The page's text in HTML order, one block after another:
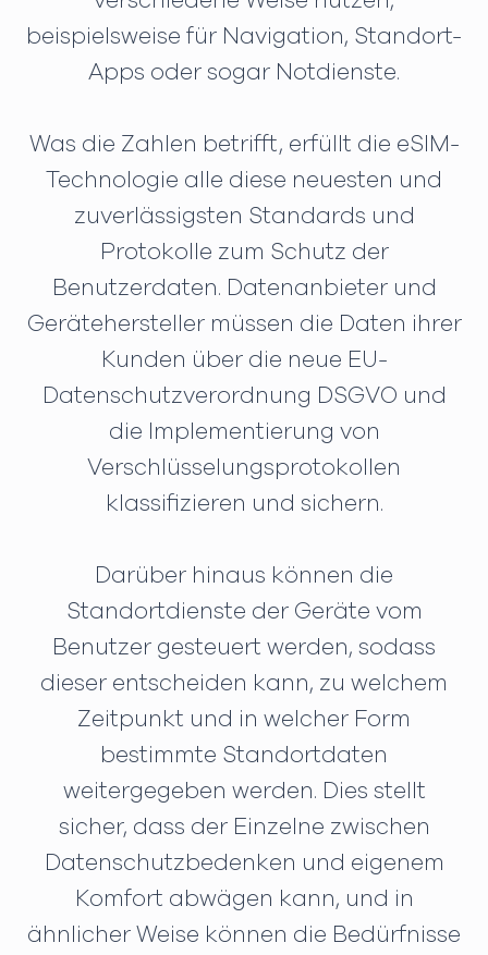
beispielsweise für Navigation, Standort-
Apps oder sogar Notdienste.
Was die Zahlen betrifft, erfüllt die eSIM-
Technologie alle diese neuesten und
zuverlässigsten Standards und
Protokolle zum Schutz der
Benutzerdaten. Datenanbieter und
Gerätehersteller müssen die Daten ihrer
Kunden über die neue EU-
Datenschutzverordnung DSGVO und
die Implementierung von
Verschlüsselungsprotokollen
klassifizieren und sichern.
Darüber hinaus können die
Standortdienste der Geräte vom
Benutzer gesteuert werden, sodass
dieser entscheiden kann, zu welchem
Zeitpunkt und in welcher Form
bestimmte Standortdaten
weitergegeben werden. Dies stellt
sicher, dass der Einzelne zwischen
Datenschutzbedenken und eigenem
Komfort abwägen kann, und in
ähnlicher Weise können die Bedürfnisse